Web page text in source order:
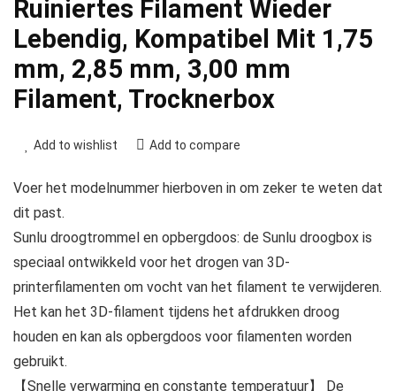
Ruiniertes Filament Wieder
Lebendig, Kompatibel Mit 1,75
mm, 2,85 mm, 3,00 mm
Filament, Trocknerbox
Add to wishlist Add to compare
Voer het modelnummer hierboven in om zeker te weten dat
dit past.
Sunlu droogtrommel en opbergdoos: de Sunlu droogbox is
speciaal ontwikkeld voor het drogen van 3D-
printerfilamenten om vocht van het filament te verwijderen.
Het kan het 3D-filament tijdens het afdrukken droog
houden en kan als opbergdoos voor filamenten worden
gebruikt.
【Snelle verwarming en constante temperatuur】 De